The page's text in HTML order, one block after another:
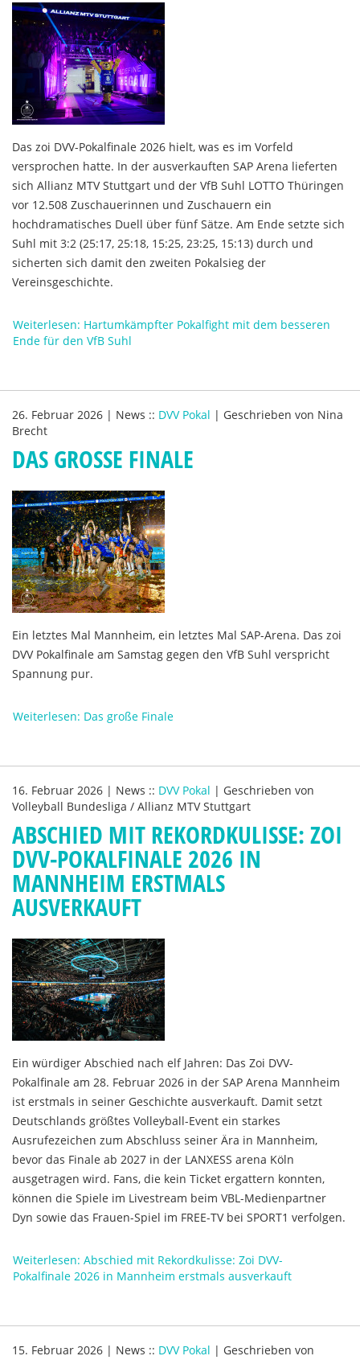
Das zoi DVV-Pokalfinale 2026 hielt, was es im Vorfeld
versprochen hatte. In der ausverkauften SAP Arena lieferten
sich Allianz MTV Stuttgart und der VfB Suhl LOTTO Thüringen
vor 12.508 Zuschauerinnen und Zuschauern ein
hochdramatisches Duell über fünf Sätze. Am Ende setzte sich
Suhl mit 3:2 (25:17, 25:18, 15:25, 23:25, 15:13) durch und
sicherten sich damit den zweiten Pokalsieg der
Vereinsgeschichte.
Weiterlesen: Hartumkämpfter Pokalfight mit dem besseren
Ende für den VfB Suhl
26. Februar 2026 | News :: DVV Pokal | Geschrieben von Nina
Brecht
DAS GROSSE FINALE
Ein letztes Mal Mannheim, ein letztes Mal SAP-Arena. Das zoi
DVV Pokalfinale am Samstag gegen den VfB Suhl verspricht
Spannung pur.
Weiterlesen: Das große Finale
16. Februar 2026 | News :: DVV Pokal | Geschrieben von
Volleyball Bundesliga / Allianz MTV Stuttgart
ABSCHIED MIT REKORDKULISSE: ZOI
DVV-POKALFINALE 2026 IN
MANNHEIM ERSTMALS
AUSVERKAUFT
Ein würdiger Abschied nach elf Jahren: Das Zoi DVV-
Pokalfinale am 28. Februar 2026 in der SAP Arena Mannheim
ist erstmals in seiner Geschichte ausverkauft. Damit setzt
Deutschlands größtes Volleyball-Event ein starkes
Ausrufezeichen zum Abschluss seiner Ära in Mannheim,
bevor das Finale ab 2027 in der LANXESS arena Köln
ausgetragen wird. Fans, die kein Ticket ergattern konnten,
können die Spiele im Livestream beim VBL-Medienpartner
Dyn sowie das Frauen-Spiel im FREE-TV bei SPORT1 verfolgen.
Weiterlesen: Abschied mit Rekordkulisse: Zoi DVV-
Pokalfinale 2026 in Mannheim erstmals ausverkauft
15. Februar 2026 | News :: DVV Pokal | Geschrieben von